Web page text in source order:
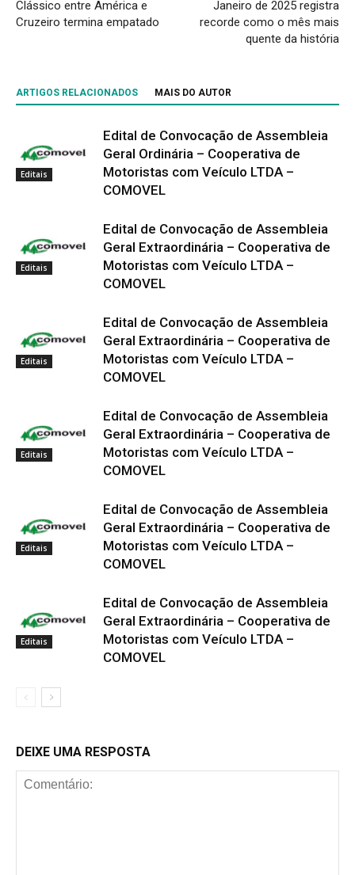
Clássico entre América e
Cruzeiro termina empatado
Janeiro de 2025 registra
recorde como o mês mais
quente da história
ARTIGOS RELACIONADOS MAIS DO AUTOR
Editais
Edital de Convocação de Assembleia
Geral Ordinária – Cooperativa de
Motoristas com Veículo LTDA –
COMOVEL
Editais
Edital de Convocação de Assembleia
Geral Extraordinária – Cooperativa de
Motoristas com Veículo LTDA –
COMOVEL
Editais
Edital de Convocação de Assembleia
Geral Extraordinária – Cooperativa de
Motoristas com Veículo LTDA –
COMOVEL
Editais
Edital de Convocação de Assembleia
Geral Extraordinária – Cooperativa de
Motoristas com Veículo LTDA –
COMOVEL
Editais
Edital de Convocação de Assembleia
Geral Extraordinária – Cooperativa de
Motoristas com Veículo LTDA –
COMOVEL
Editais
Edital de Convocação de Assembleia
Geral Extraordinária – Cooperativa de
Motoristas com Veículo LTDA –
COMOVEL
DEIXE UMA RESPOSTA